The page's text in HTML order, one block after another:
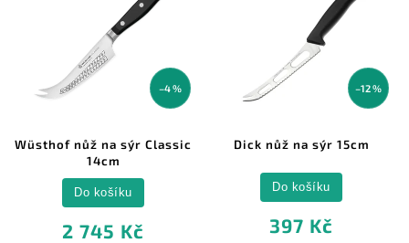
–4 %
Wüsthof nůž na sýr Classic
14cm
2 745 Kč
Do košíku
–12 %
Dick nůž na sýr 15cm
397 Kč
Do košíku